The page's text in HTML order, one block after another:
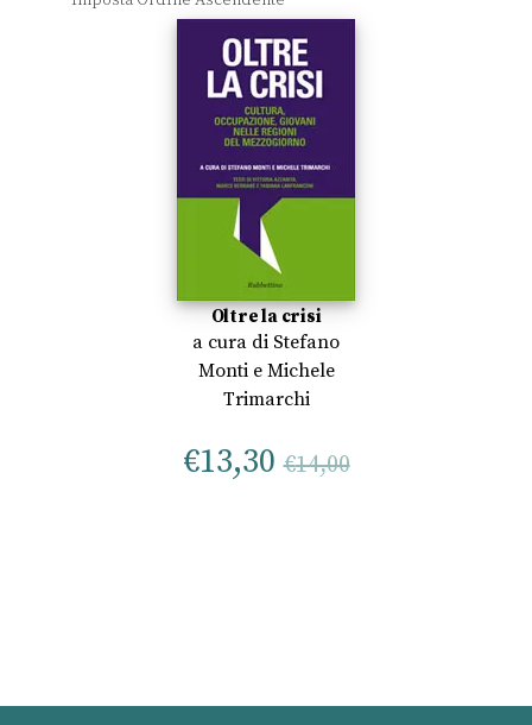
Oltre la crisi
a cura di Stefano
Montie Michele
Trimarchi
€13,30 €14,00